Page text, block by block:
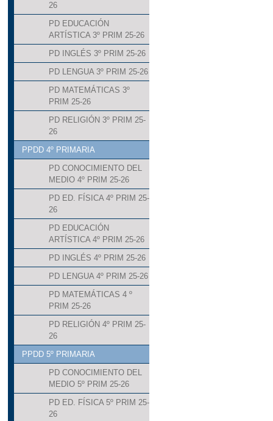
26
PD EDUCACIÓN
ARTÍSTICA 3º PRIM 25-26
PD INGLÉS 3º PRIM 25-26
PD LENGUA 3º PRIM 25-26
PD MATEMÁTICAS 3º
PRIM 25-26
PD RELIGIÓN 3º PRIM 25-
26
PPDD 4º PRIMARIA
PD CONOCIMIENTO DEL
MEDIO 4º PRIM 25-26
PD ED. FÍSICA 4º PRIM 25-
26
PD EDUCACIÓN
ARTÍSTICA 4º PRIM 25-26
PD INGLÉS 4º PRIM 25-26
PD LENGUA 4º PRIM 25-26
PD MATEMÁTICAS 4 º
PRIM 25-26
PD RELIGIÓN 4º PRIM 25-
26
PPDD 5º PRIMARIA
PD CONOCIMIENTO DEL
MEDIO 5º PRIM 25-26
PD ED. FÍSICA 5º PRIM 25-
26